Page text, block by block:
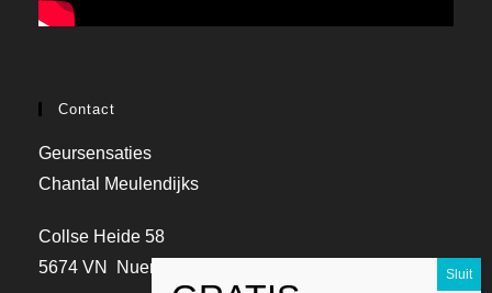
Contact
Geursensaties
Chantal Meulendijks
Collse Heide 58
5674 VN Nuenen